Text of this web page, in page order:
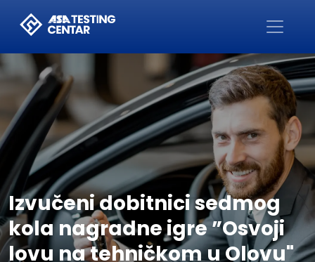
Početna
Izvučeni dobitnici sedmog
kola nagradne igre ”Osvoji
lovu na tehničkom u Olovu"